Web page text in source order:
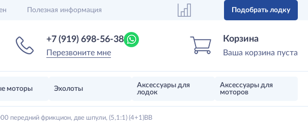
Полезная информация Подобрать лодку
Корзина
Ваша корзина пуста
+7 (919) 698-56-38
Перезвоните мне
моторы Эхолоты
Аксессуары для
лодок
Аксессуары для
моторов
передний фрикцион, две шпули, (5,1:1) (4+1)ВВ